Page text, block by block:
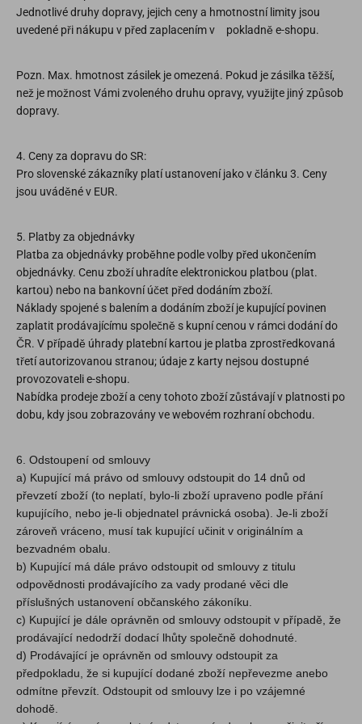
Jednotlivé druhy dopravy, jejich ceny a hmotnostní limity jsou
uvedené při nákupu v před zaplacením v pokladně e-shopu.
Pozn. Max. hmotnost zásilek je omezená. Pokud je zásilka těžší,
než je možnost Vámi zvoleného druhu opravy, využijte jiný způsob
dopravy.
4. Ceny za dopravu do SR:
Pro slovenské zákazníky platí ustanovení jako v článku 3. Ceny
jsou uváděné v EUR.
5. Platby za objednávky
Platba za objednávky proběhne podle volby před ukončením
objednávky. Cenu zboží uhradíte elektronickou platbou (plat.
kartou) nebo na bankovní účet před dodáním zboží.
Náklady spojené s balením a dodáním zboží je kupující povinen
zaplatit prodávajícímu společně s kupní cenou v rámci dodání do
ČR. V případě úhrady platební kartou je platba zprostředkovaná
třetí autorizovanou stranou; údaje z karty nejsou dostupné
provozovateli e-shopu.
Nabídka prodeje zboží a ceny tohoto zboží zůstávají v platnosti po
dobu, kdy jsou zobrazovány ve webovém rozhraní obchodu.
6. Odstoupení od smlouvy
a) Kupující má právo od smlouvy odstoupit do 14 dnů od
převzetí zboží (to neplatí, bylo-li zboží upraveno podle přání
kupujícího, nebo je-li objednatel právnická osoba). Je-li zboží
zároveň vráceno, musí tak kupující učinit v originálním a
bezvadném obalu.
b) Kupující má dále právo odstoupit od smlouvy z titulu
odpovědnosti prodávajícího za vady prodané věci dle
příslušných ustanovení občanského zákoníku.
c) Kupující je dále oprávněn od smlouvy odstoupit v případě, že
prodávající nedodrží dodací lhůty společně dohodnuté.
d) Prodávající je oprávněn od smlouvy odstoupit za
předpokladu, že si kupující dodané zboží nepřevezme anebo
odmítne převzít. Odstoupit od smlouvy lze i po vzájemné
dohodě.